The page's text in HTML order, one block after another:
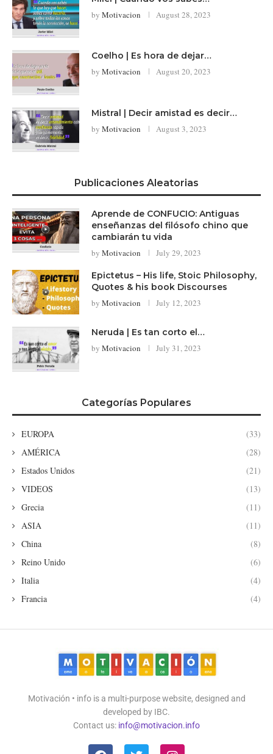
by Motivacion August 28, 2023
Coelho | Es hora de dejar…
by Motivacion August 20, 2023
Mistral | Decir amistad es decir…
by Motivacion August 3, 2023
Publicaciones Aleatorias
Aprende de CONFUCIO: Antiguas
enseñanzas del filósofo chino que
cambiarán tu vida
by Motivacion July 29, 2023
Epictetus – His life, Stoic Philosophy,
Quotes & his book Discourses
by Motivacion July 12, 2023
Neruda | Es tan corto el…
by Motivacion July 31, 2023
Categorías Populares
EUROPA
(33)
AMÉRICA
(28)
Estados Unidos
(21)
VIDEOS
(13)
Grecia
(11)
ASIA
(11)
China
(8)
Reino Unido
(6)
Italia
(4)
Francia
(4)
Motivación • info is a multi-purpose website, designed and
developed by IBC.
Contact us: info@motivacion.info